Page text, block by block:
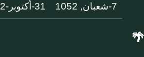
7-شعبان, 1052 31-أكتوبر-1642
🌴